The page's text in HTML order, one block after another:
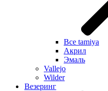
Все tamiya
Акрил
Эмаль
Vallejo
Wilder
Везеринг